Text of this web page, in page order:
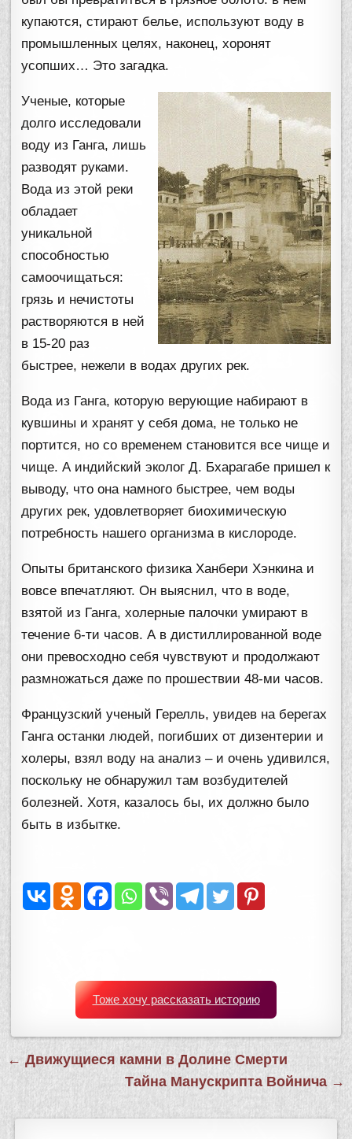
купаются, стирают белье, используют воду в
промышленных целях, наконец, хоронят
усопших… Это загадка.
Ученые, которые
долго исследовали
воду из Ганга, лишь
разводят руками.
Вода из этой реки
обладает
уникальной
способностью
самоочищаться:
грязь и нечистоты
растворяются в ней
в 15-20 раз
быстрее, нежели в водах других рек.
Вода из Ганга, которую верующие набирают в
кувшины и хранят у себя дома, не только не
портится, но со временем становится все чище и
чище. А индийский эколог Д. Бхарагабе пришел к
выводу, что она намного быстрее, чем воды
других рек, удовлетворяет биохимическую
потребность нашего организма в кислороде.
Опыты британского физика Ханбери Хэнкина и
вовсе впечатляют. Он выяснил, что в воде,
взятой из Ганга, холерные палочки умирают в
течение 6-ти часов. А в дистиллированной воде
они превосходно себя чувствуют и продолжают
размножаться даже по прошествии 48-ми часов.
Французский ученый Герелль, увидев на берегах
Ганга останки людей, погибших от дизентерии и
холеры, взял воду на анализ – и очень удивился,
поскольку не обнаружил там возбудителей
болезней. Хотя, казалось бы, их должно было
быть в избытке.
Тоже хочу рассказать историю
Навигация
по
записям
← Движущиеся камни в Долине Смерти
Тайна Манускрипта Войнича →